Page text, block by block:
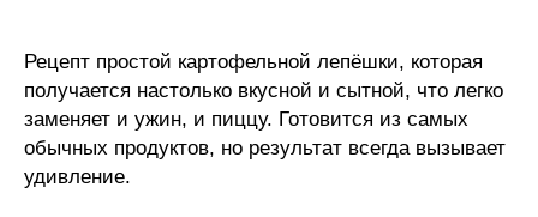
Рецепт простой картофельной лепёшки, которая
получается настолько вкусной и сытной, что легко
заменяет и ужин, и пиццу. Готовится из самых
обычных продуктов, но результат всегда вызывает
удивление.